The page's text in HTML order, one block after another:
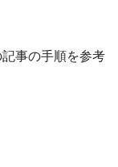
事の手順を参考